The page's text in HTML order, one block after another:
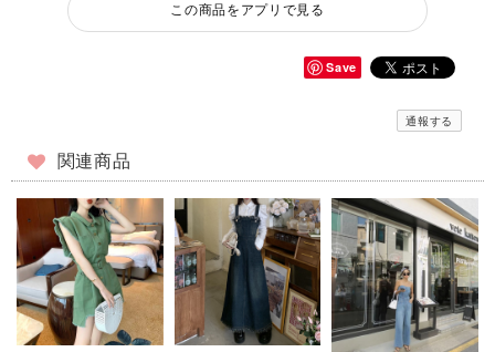
この商品をアプリで見る
Save
通報する
関連商品